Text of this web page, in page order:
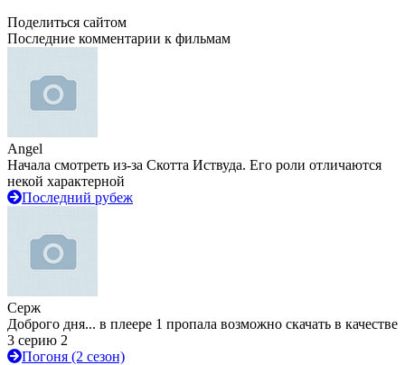
Поделиться сайтом
Последние комментарии к фильмам
Angel
Начала смотреть из-за Скотта Иствуда. Его роли отличаются
некой характерной
Последний рубеж
Серж
Доброго дня... в плеере 1 пропала возможно скачать в качестве
3 серию 2
Погоня (2 сезон)